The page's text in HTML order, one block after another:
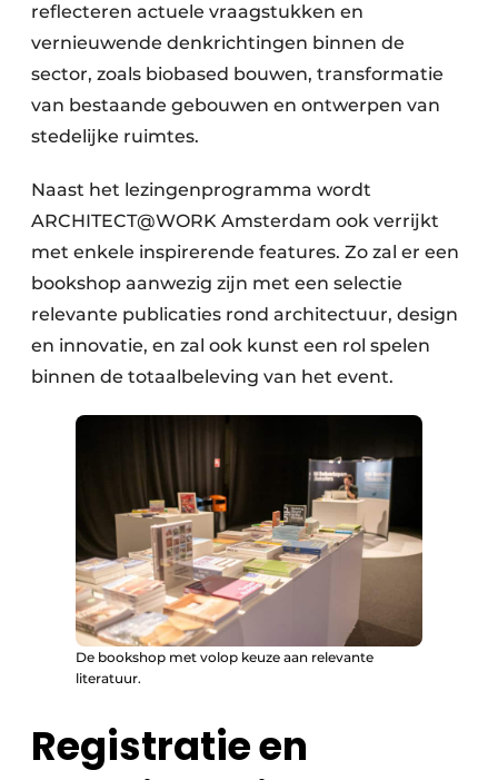
reflecteren actuele vraagstukken en
vernieuwende denkrichtingen binnen de
sector, zoals biobased bouwen, transformatie
van bestaande gebouwen en ontwerpen van
stedelijke ruimtes.
Naast het lezingenprogramma wordt
ARCHITECT@WORK Amsterdam ook verrijkt
met enkele inspirerende features. Zo zal er een
bookshop aanwezig zijn met een selectie
relevante publicaties rond architectuur, design
en innovatie, en zal ook kunst een rol spelen
binnen de totaalbeleving van het event.
De bookshop met volop keuze aan relevante
literatuur.
Registratie en